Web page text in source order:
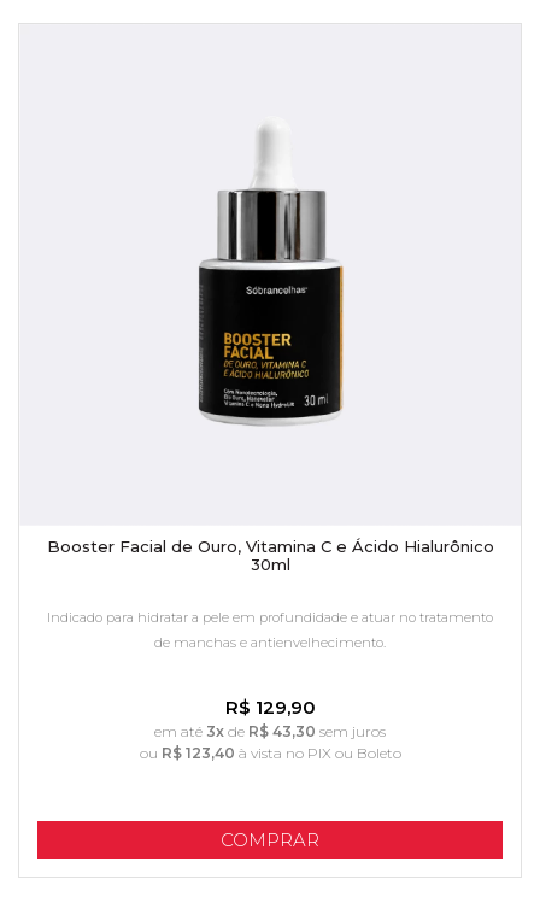
Booster Facial de Ouro, Vitamina C e Ácido Hialurônico
30ml
Indicado para hidratar a pele em profundidade e atuar no tratamento
de manchas e antienvelhecimento.
R$ 129,90
em até 3x de R$ 43,30 sem juros
ou R$ 123,40 à vista no PIX ou Boleto
COMPRAR